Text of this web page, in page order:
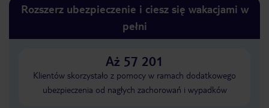
Rozszerz ubezpieczenie i ciesz się wakacjami w
pełni
Aż 57 201
Klientów skorzystało z pomocy w ramach dodatkowego
ubezpieczenia od nagłych zachorowań i wypadków